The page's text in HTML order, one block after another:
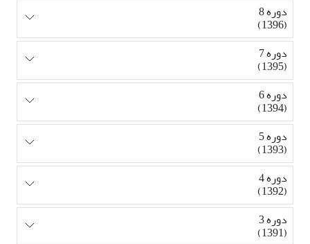
دوره 8
(1396)
دوره 7
(1395)
دوره 6
(1394)
دوره 5
(1393)
دوره 4
(1392)
دوره 3
(1391)